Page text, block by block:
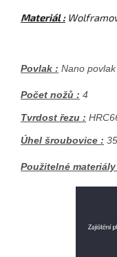
Materiál :
Povlak : Nano
Počet nožů : 4
Tvrdost řezu :
Úhel šroubovice :
Použitelné materiály